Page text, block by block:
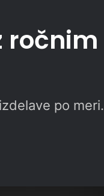
ročnim
po meri.